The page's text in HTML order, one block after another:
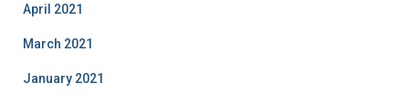
April 2021
March 2021
January 2021